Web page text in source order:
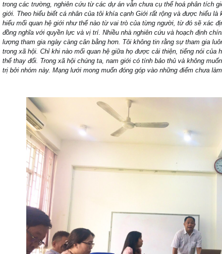
trong các trường, nghiên cứu từ các dự án vẫn chưa cụ thể hoá phân tích
giới. Theo hiểu biết cá nhân của tôi khía cạnh Giới rất rộng và được hiểu
hiểu mối quan hệ giới như thế nào từ vai trò của từng người, từ đó sẽ xác
đồng nghĩa với quyền lực và vị trí. Nhiều nhà nghiên cứu và hoạch định
lượng tham gia ngày càng cân bằng hơn. Tôi không tin rằng sự tham gia
trong xã hội. Chỉ khi nào mối quan hệ giữa họ được cải thiện, tiếng nói của
thể thay đổi. Trong xã hội chúng ta, nam giới có tính bảo thủ và không
trị bởi nhóm này. Mạng lưới mong muốn đóng góp vào những điểm chưa